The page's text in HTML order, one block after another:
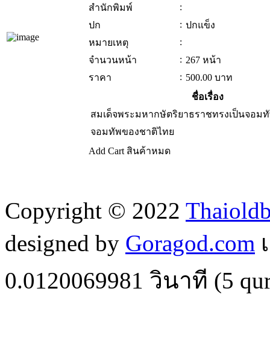
สำนักพิมพ์
:
ปก
: ปกแข็ง
หมายเหตุ
:
จำนวนหน้า
: 267 หน้า
ราคา
: 500.00 บาท
ชื่อเรื่อง
สมเด็จพระมหากษัตริยาธราชทรงเป็นจอม
จอมทัพของชาติไทย
Add Cart สินค้าหมด
Copyright © 2022
designed by Goragod.com
0.0120069981 วินาที (5